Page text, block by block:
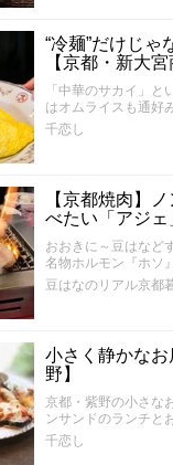
“冷麺”だけじ
【京都・新大宮
「中華のサカイ」
はオムライスも通好
千恋し
【京都焼肉】
べたい「アジェ
おおきに～豆はなど
名物ホルモン『ホソ
豆はなのリアル京都
小さく静かな
野】
京都・紫野の小さな
ンサンドのランチと
千恋し